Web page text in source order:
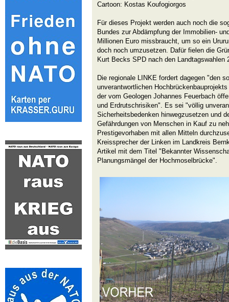
Cartoon: Kostas Koufogiorgos
Für dieses Projekt werden auch noch die
Bundes zur Abdämpfung der Immobilien-
Millionen Euro missbraucht, um so ein
doch noch umzusetzen. Dafür fielen die
Kurt Becks SPD nach den Landtagswahlen
Die regionale LINKE fordert dagegen "den
unverantwortlichen
der vom Geologen Johannes Feuerbach
und Erdrutschrisiken". Es sei "völlig
Sicherheitsbedenken hinwegzusetzen und
Gefährdungen von Menschen in Kauf zu
Prestigevorhaben mit allen Mitteln
Kreissprecher der Linken im Landkreis
Artikel mit dem Titel "Bekannter
Planungsmängel der Hochmoselbrücke".